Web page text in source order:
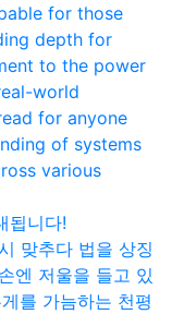
for those
depth for
to the power
world
for anyone
of systems
various
됩니다!
맞추다 법을 상징
엔 저울을 들고 있
를 가늠하는 천평